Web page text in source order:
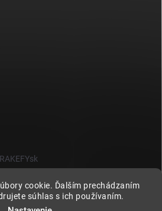
cookie. Ďalším prechádzaním
súhlas s ich používaním.